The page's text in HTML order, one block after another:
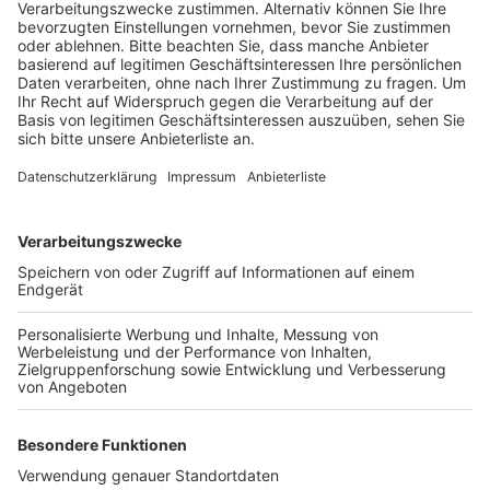
Veröffentlicht:Donnerstag, 22.02.2024 13:00
Anzeige
Schülerinnen und Schüler einer Altersgruppe
debattieren zu einem Thema. Das können aktuelle
schulische oder politische Streiftragen sein. Zum
Beispiel die Frage: ob öffentliche Schwimmbäder eine
flächendeckende Videoüberwachung einführen sollen.
Diskutiert werden die verschiedenen Themen bis in
den Abend hinein in der Bibliothek der Gesamtschule.